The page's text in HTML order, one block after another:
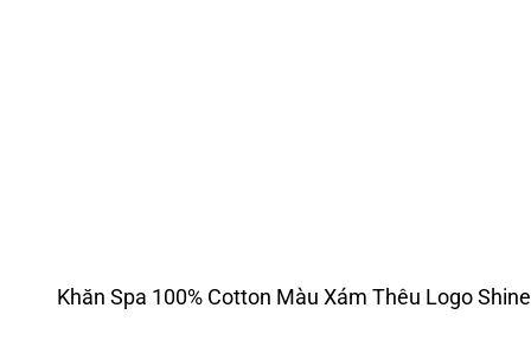
Khăn Spa 100% Cotton Màu Xám Thêu Logo